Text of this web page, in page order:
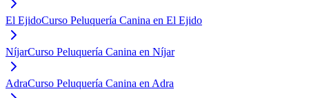
El EjidoCurso Peluquería Canina en El Ejido
NíjarCurso Peluquería Canina en Níjar
AdraCurso Peluquería Canina en Adra